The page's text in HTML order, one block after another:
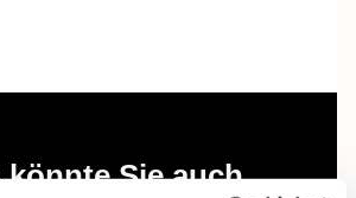
könnte Sie auch